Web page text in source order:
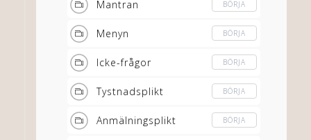
Mantran BÖRJA
Menyn BÖRJA
Icke-frågor BÖRJA
Tystnadsplikt BÖRJA
Anmälningsplikt BÖRJA